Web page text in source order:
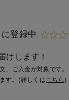
登録中
けします！
、ご入金が対象です。
す。(詳しくはこちら )